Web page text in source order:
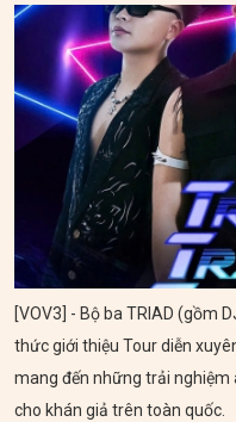
[VOV3] - Bộ ba TRIAD (gồm
thức giới thiệu Tour diễn
mang đến những trải nghiệm
cho khán giả trên toàn quốc.